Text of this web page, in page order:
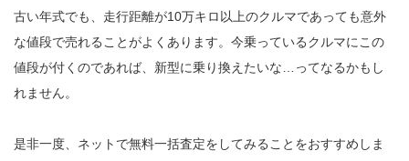
古い年式でも、走行距離が10万キロ以上のクルマであっても意外
な値段で売れることがよくあります。今乗っているクルマにこの
値段が付くのであれば、新型に乗り換えたいな…ってなるかもし
れません。
是非一度、ネットで無料一括査定をしてみることをおすすめしま